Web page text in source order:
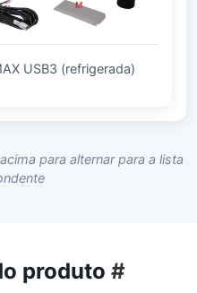
USB3 (refrigerada)
para alternar para a lista
produto #